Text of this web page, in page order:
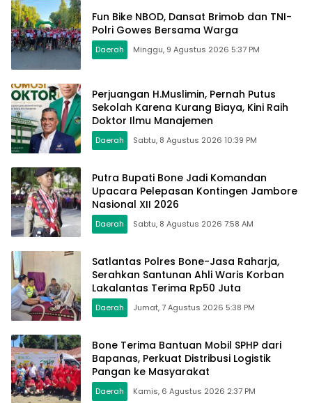
Fun Bike NBOD, Dansat Brimob dan TNI-
Polri Gowes Bersama Warga
Daerah Minggu, 9 Agustus 2026 5:37 PM
Perjuangan H.Muslimin, Pernah Putus
Sekolah Karena Kurang Biaya, Kini Raih
Doktor Ilmu Manajemen
Daerah Sabtu, 8 Agustus 2026 10:39 PM
Putra Bupati Bone Jadi Komandan
Upacara Pelepasan Kontingen Jambore
Nasional XII 2026
Daerah Sabtu, 8 Agustus 2026 7:58 AM
Satlantas Polres Bone-Jasa Raharja,
Serahkan Santunan Ahli Waris Korban
Lakalantas Terima Rp50 Juta
Daerah Jumat, 7 Agustus 2026 5:38 PM
Bone Terima Bantuan Mobil SPHP dari
Bapanas, Perkuat Distribusi Logistik
Pangan ke Masyarakat
Daerah Kamis, 6 Agustus 2026 2:37 PM